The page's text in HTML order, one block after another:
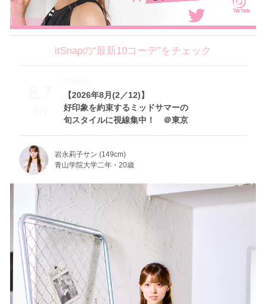
itSnapの“最新10コーデ”をチェック
8.7
Fri
【2026年8月(2／12)】
好印象を約束するミッドサマーの
旬スタイルに視線集中！ ＠東京
Theme
岩永莉子サン (149cm)
青山学院大学二年・20歳